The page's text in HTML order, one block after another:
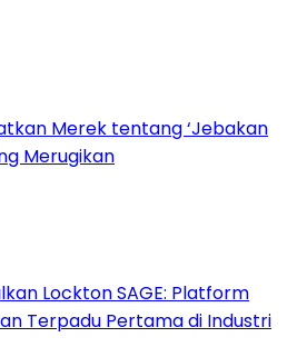
Merek tentang ‘Jebakan
Merugikan
Lockton SAGE: Platform
Terpadu Pertama di Industri